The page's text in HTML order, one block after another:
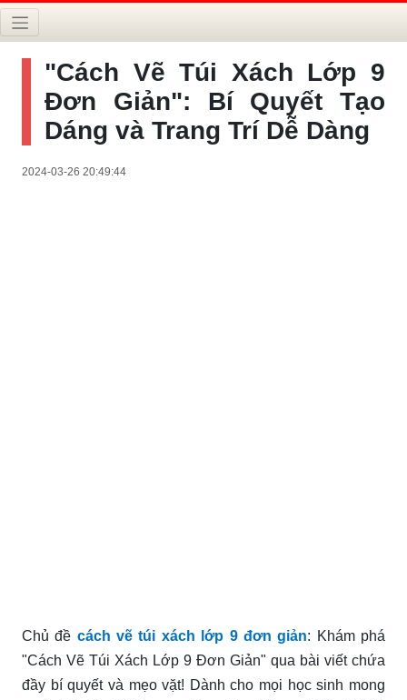
"Cách Vẽ Túi Xách Lớp 9
Đơn Giản": Bí Quyết Tạo
Dáng và Trang Trí Dễ Dàng
2024-03-26 20:49:44
Chủ đề cách vẽ túi xách lớp 9 đơn giản: Khám phá
"Cách Vẽ Túi Xách Lớp 9 Đơn Giản" qua bài viết chứa
đầy bí quyết và mẹo vặt! Dành cho mọi học sinh mong